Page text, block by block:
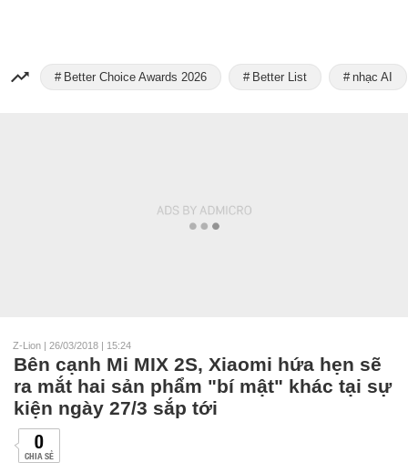
Better Choice Awards 2026 Better List nhạc AI
Z-Lion | 26/03/2018 | 15:24
Bên cạnh Mi MIX 2S, Xiaomi hứa hẹn sẽ
ra mắt hai sản phẩm "bí mật" khác tại sự
kiện ngày 27/3 sắp tới
0
CHIA SẺ